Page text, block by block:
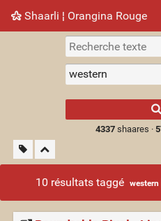
Shaarli ¦ Orangina Rouge
Nuage de tags Mur
4337shaares ·
10 résultats taggé western